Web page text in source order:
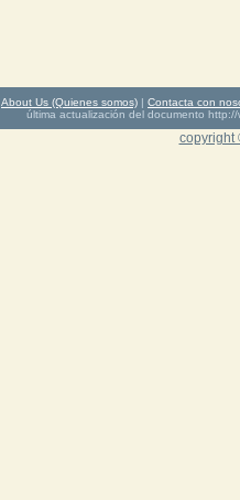
About Us (Quienes somos) | Contacta con
última actualización del documento
copyright